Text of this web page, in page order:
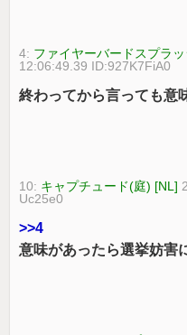
4: ファイヤーバードスプラ
12:06:49.39 ID:927K7FiA0
終わってから言っても意
10: キャプチュード(庭) [NL]
Uc25e0
>>4
意味があったら選挙妨害